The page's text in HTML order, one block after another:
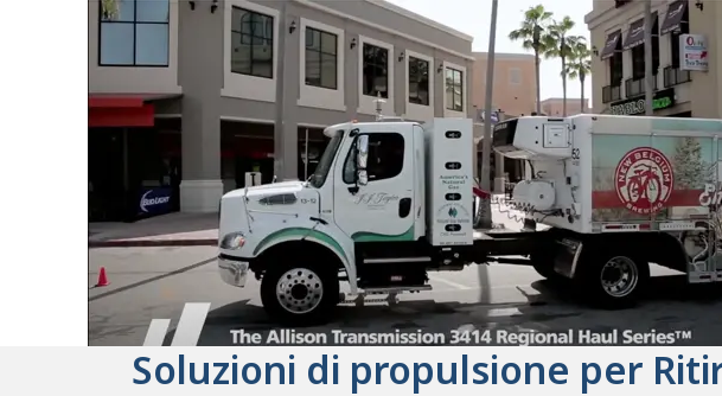
Soluzioni di propulsione per